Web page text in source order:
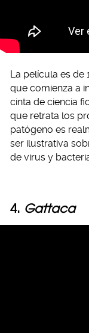
La película es de
que comienza a
cinta de ciencia
que retrata los
patógeno es
ser ilustrativa
de virus y
4. Gattaca